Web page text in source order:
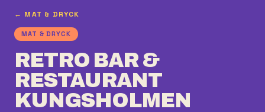
← MAT & DRYCK
MAT & DRYCK
RETRO BAR &
RESTAURANT
KUNGSHOLMEN